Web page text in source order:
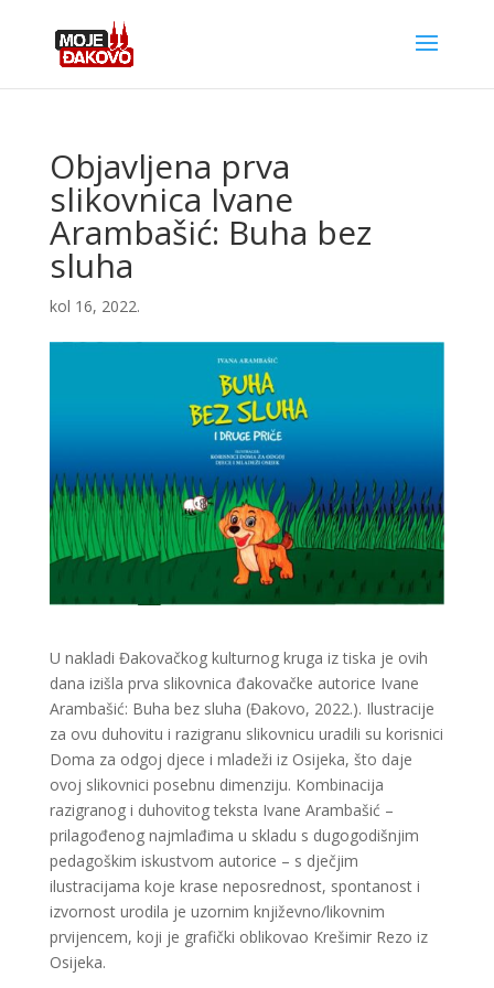
Objavljena prva
slikovnica Ivane
Arambašić: Buha bez
sluha
kol 16, 2022.
U nakladi Đakovačkog kulturnog kruga iz tiska je ovih
dana izišla prva slikovnica đakovačke autorice Ivane
Arambašić: Buha bez sluha (Đakovo, 2022.). Ilustracije
za ovu duhovitu i razigranu slikovnicu uradili su korisnici
Doma za odgoj djece i mladeži iz Osijeka, što daje
ovoj slikovnici posebnu dimenziju. Kombinacija
razigranog i duhovitog teksta Ivane Arambašić –
prilagođenog najmlađima u skladu s dugogodišnjim
pedagoškim iskustvom autorice – s dječjim
ilustracijama koje krase neposrednost, spontanost i
izvornost urodila je uzornim književno/likovnim
prvijencem, koji je grafički oblikovao Krešimir Rezo iz
Osijeka.